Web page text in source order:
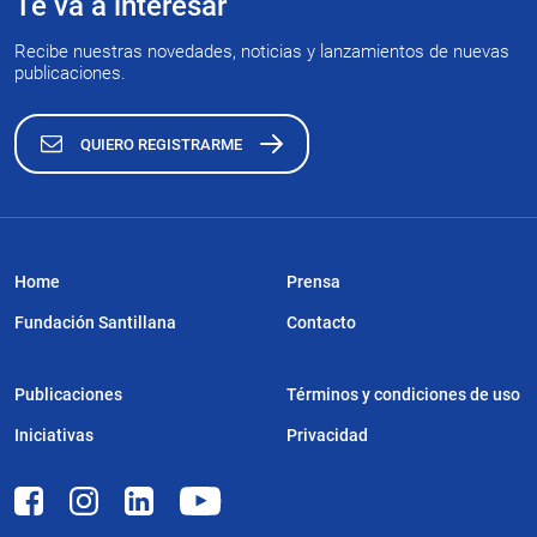
Recibe nuestras novedades, noticias y lanzamientos de nuevas
publicaciones.
QUIERO REGISTRARME
Home
Fundación Santillana
Publicaciones
Iniciativas
Prensa
Contacto
Términos y condiciones de uso
Privacidad